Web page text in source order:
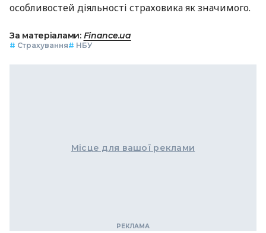
особливостей діяльності страховика як значимого.
За матеріалами: Finance.ua
# Страхування# НБУ
Місце для вашої реклами